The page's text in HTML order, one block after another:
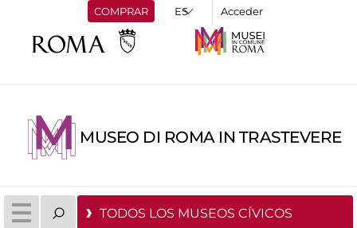
COMPRAR Acceder
MUSEO DI ROMA IN TRASTEVERE
TODOS LOS MUSEOS CÍVICOS